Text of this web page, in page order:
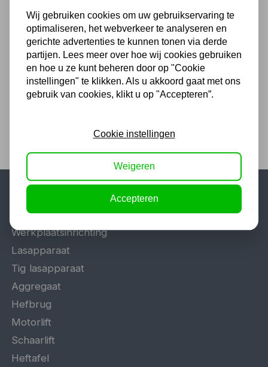
MIG MAG lastoorts MLT24
4m - MLT24M4
Niet uit voorraad leverbaar
145,20
120,00 excl. BTW
Populaire categorieën
Werkplaatsinrichting
Lasapparaat
Tig lasapparaat
Aggregaat
Hefbrug
Motorlift
Schaarlift
Heftafel
Wij gebruiken cookies om uw gebruikservaring te
optimaliseren, het webverkeer te analyseren en
gerichte advertenties te kunnen tonen via derde
partijen. Lees meer over hoe wij cookies gebruiken
en hoe u ze kunt beheren door op "Cookie
instellingen" te klikken. Als u akkoord gaat met ons
gebruik van cookies, klikt u op "Accepteren”.
Cookie instellingen
Weigeren
Accepteren